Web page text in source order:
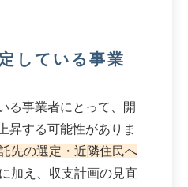
している事業
る事業者にとって、開
昇する可能性がありま
先の選定・近隣住民へ
加え、収支計画の見直